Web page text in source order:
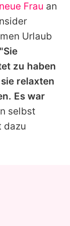
Frau an
Urlaub
"Sie
zu haben
relaxten
Es war
selbst
dazu